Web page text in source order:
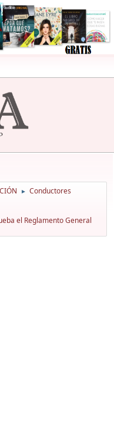
► Conductores
el Reglamento General